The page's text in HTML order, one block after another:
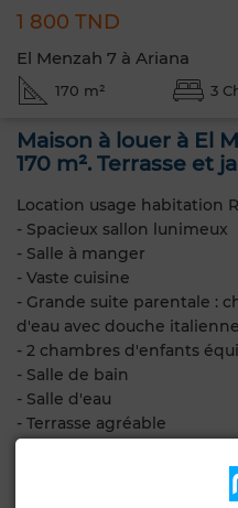
1 800 TND
El Menzah 7 à Ariana
170 m² 3
Maison à louer à El
170 m². Terrasse et
Location usage habitation
- Spacieux sallon lunimeux
- Salle à manger
- Vaste cuisine
- Grande suite parentale :
d'eau avec douche italienne
- 2 chambres d'enfants
- Salle de bain
- Salle d'eau
- Terrasse agréable
- Garage pour plus de 2
- Jardin avec arbres fruitiers